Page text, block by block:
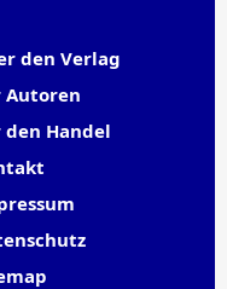
den Verlag
Autoren
den Handel